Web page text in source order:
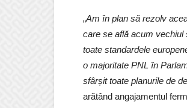
„Am în plan să rezolv
care se află acum vechiul
toate standardele
o majoritate PNL în
sfârșit toate planurile de
arătând angajamentul